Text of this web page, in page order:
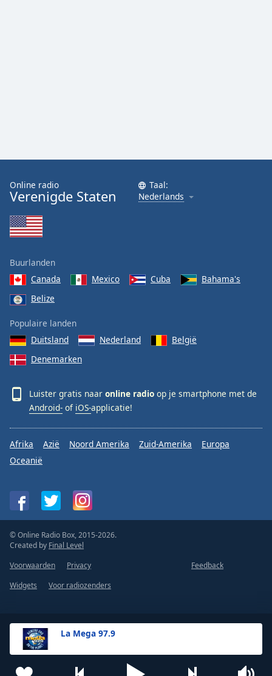
Family
Reset
Close
Modal
Dialog
dialog
window.
La Mega 97.9
Online radio
Verenigde Staten
Taal:
Nederlands
Buurlanden
Canada
Mexico Cuba
Bahama's
Belize
Populaire landen
Duitsland
Nederland
België
Denemarken
Luister gratis naar online radio op je smartphone met de
Android- of iOS-applicatie!
Afrika Azië Noord Amerika Zuid-Amerika
Europa
Oceanië
© Online Radio Box, 2015-2026.
Created by Final Level
Voorwaarden
Privacy
Feedback
Widgets
Voor radiozenders